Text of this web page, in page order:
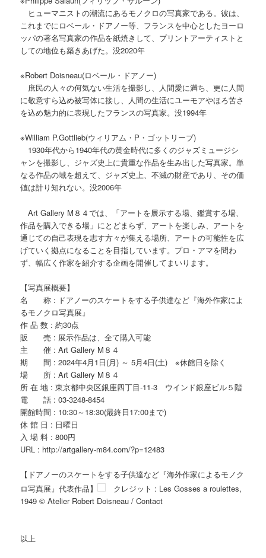
ヒューマニストの潮流にあるモノクロの写真家である。彼は、
これまでにロベール・ドアノー等、フランスを中心としたヨーロ
ッパの著名写真家の作品を紙焼きして、プリントアーティストと
しての地位も築きあげた。没2020年
※Robert Doisneau(ロベール・ドアノー)
庶民の人々の何気ない生活を撮影し、人間愛に満ち、更に人間
に敬意すら込め被写体に接し、人間の生活にユーモアやほろ苦さ
を込め魅力的に表現したフランスの写真家。没1994年
※William P.Gottlieb(ウィリアム・P・ゴットリーブ)
1930年代から1940年代の黄金時代に多くのジャズミュージシ
ャンを撮影し、ジャズ史上に貴重な作品を生み出した写真家。単
なる作品の域を超えて、ジャズ史上、不滅の財産であり、その価
値は計り知れない。没2006年
Art Gallery M８４では、「アートを展示する場、鑑賞する場、
作品を購入できる場」にとどまらず、アートを楽しみ、アートを
通じての自己表現を志す方々が集える場所、アートの可能性を広
げていく拠点になることを目指しています。プロ・アマを問わ
ず、幅広く作家を紹介する企画を開催してまいります。
【写真展概要】
名 称 : ドアノーのスケートをする子供達など『海外作家によ
るモノクロ写真展』
作 品 数 : 約30点
販 売 : 展示作品は、全て購入可能
主 催 : Art Gallery M８４
期 間 : 2024年4月1日(月) ～ 5月4日(土) ※休館日を除く
場 所 : Art Gallery M８４
所 在 地 : 東京都中央区銀座四丁目-11-3 ウインド銀座ビル５階
電 話 : 03-3248-8454
開館時間 : 10:30～18:30(最終日17:00まで)
休 館 日 : 日曜日
入 場 料 : 800円
URL : http://artgallery-m84.com/?p=12483
【ドアノーのスケートをする子供達など『海外作家によるモノク
ロ写真展』代表作品】
クレジット : Les Gosses a roulettes,
1949 © Atelier Robert Doisneau / Contact
以上